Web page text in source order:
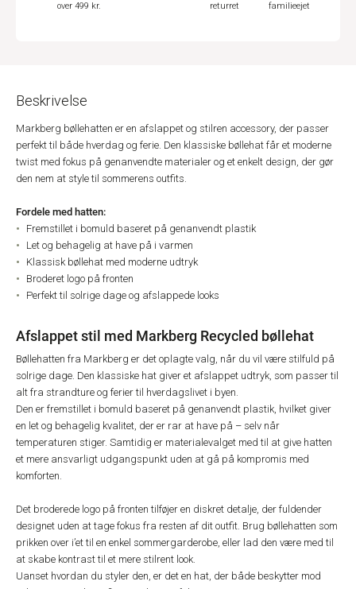
over 499 kr.
returret
familieejet
Beskrivelse
Markberg bøllehatten er en afslappet og stilren accessory, der passer
perfekt til både hverdag og ferie. Den klassiske bøllehat får et moderne
twist med fokus på genanvendte materialer og et enkelt design, der gør
den nem at style til sommerens outfits.
Fordele med hatten:
Fremstillet i bomuld baseret på genanvendt plastik
Let og behagelig at have på i varmen
Klassisk bøllehat med moderne udtryk
Broderet logo på fronten
Perfekt til solrige dage og afslappede looks
Afslappet stil med Markberg Recycled bøllehat
Bøllehatten fra Markberg er det oplagte valg, når du vil være stilfuld på
solrige dage. Den klassiske hat giver et afslappet udtryk, som passer til
alt fra strandture og ferier til hverdagslivet i byen.
Den er fremstillet i bomuld baseret på genanvendt plastik, hvilket giver
en let og behagelig kvalitet, der er rar at have på – selv når
temperaturen stiger. Samtidig er materialevalget med til at give hatten
et mere ansvarligt udgangspunkt uden at gå på kompromis med
komforten.
Det broderede logo på fronten tilføjer en diskret detalje, der fuldender
designet uden at tage fokus fra resten af dit outfit. Brug bøllehatten som
prikken over i’et til en enkel sommergarderobe, eller lad den være med til
at skabe kontrast til et mere stilrent look.
Uanset hvordan du styler den, er det en hat, der både beskytter mod